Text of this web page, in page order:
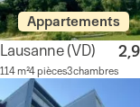
Appartements
Lausanne(VD)
114 m²4 pièces3 chambres